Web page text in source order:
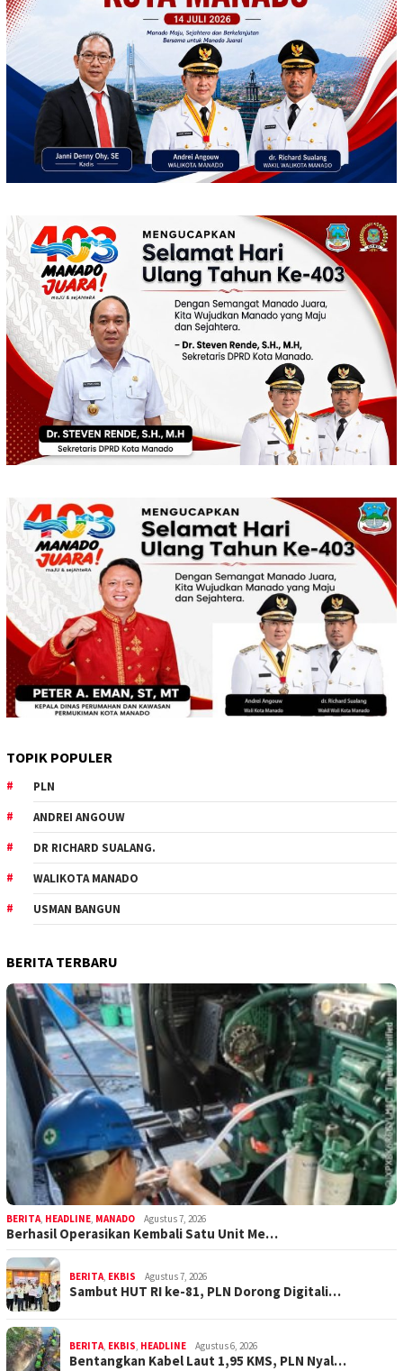
TOPIK POPULER
PLN
ANDREI ANGOUW
DR RICHARD SUALANG.
WALIKOTA MANADO
USMAN BANGUN
BERITA TERBARU
BERITA, HEADLINE, MANADO Agustus 7, 2026
Berhasil Operasikan Kembali Satu Unit Me…
BERITA, EKBIS Agustus 7, 2026
Sambut HUT RI ke-81, PLN Dorong Digitali…
BERITA, EKBIS, HEADLINE Agustus 6, 2026
Bentangkan Kabel Laut 1,95 KMS, PLN Nyal…